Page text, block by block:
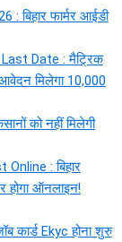
बिहार फार्मर आईडी
Date : मैट्रिक
मिलेगा 10,000
को नहीं मिलेगी
: बिहार
होगा ऑनलाइन!
कार्ड Ekyc होना शुरु